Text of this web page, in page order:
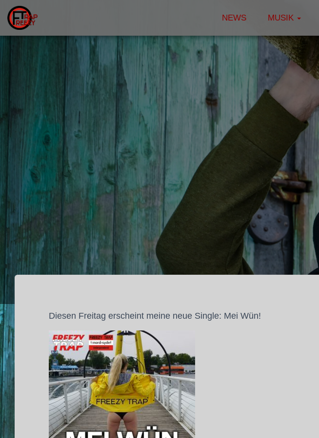
NEWS MUSIK
Diesen Freitag erscheint meine neue Single: Mei Wün!